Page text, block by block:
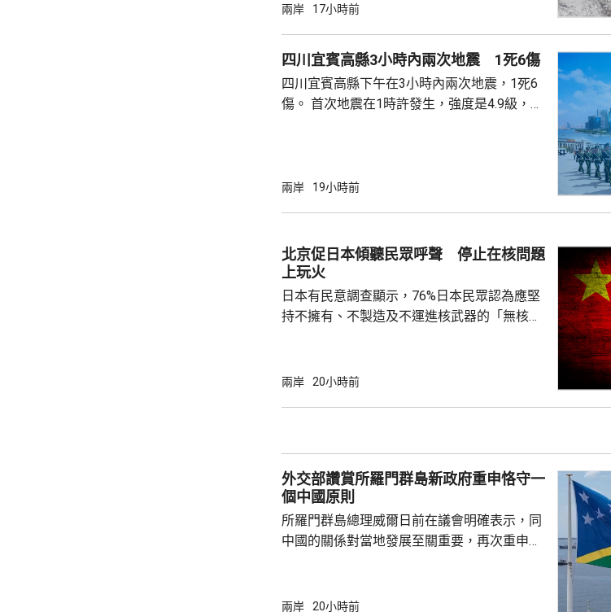
歲父親當場死亡，年約30歲的女兒受傷送院救
後，已聯繫辦案警局及醫院，要求積極救治傷
者，妥善保存死者遺體。使館已聯繫死者在國
內的親屬，將為家屬在泰國善後提...
兩岸 17小時前
四川宜賓高縣3小時內兩次地震 1死6傷
四川宜賓高縣下午在3小時內兩次地震，1死6
傷。 首次地震在1時許發生，強度是4.9級，4
部緊急調集17支救援力量合共180多人救災。
張有序進行，當地社會秩序穩定。
兩岸 19小時前
北京促日本傾聽民眾呼聲 停止在核問題
上玩火
日本有民意調查顯示，76%日本民眾認為應堅
持不擁有、不製造及不運進核武器的「無核三
言人林劍回應指，民調結果充分反映日本主流
日益膨脹的政治、軍事野心，是拿一億多日本
人民的未來豪賭。 林劍指出，民心不...
兩岸 20小時前
外交部讚賞所羅門群島新政府重申恪守一
個中國原則
所羅門群島總理威爾日前在議會明確表示，同
中國的關係對當地發展至關重要，再次重申所
個中國，台灣是中國領土不可分割的一部分，
兩岸 20小時前